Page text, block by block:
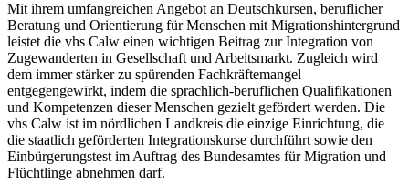
Mit ihrem umfangreichen Angebot an Deutschkursen, beruflicher
Beratung und Orientierung für Menschen mit Migrationshintergrund
leistet die vhs Calw einen wichtigen Beitrag zur Integration von
Zugewanderten in Gesellschaft und Arbeitsmarkt. Zugleich wird
dem immer stärker zu spürenden Fachkräftemangel
entgegengewirkt, indem die sprachlich-beruflichen Qualifikationen
und Kompetenzen dieser Menschen gezielt gefördert werden. Die
vhs Calw ist im nördlichen Landkreis die einzige Einrichtung, die
die staatlich geförderten Integrationskurse durchführt sowie den
Einbürgerungstest im Auftrag des Bundesamtes für Migration und
Flüchtlinge abnehmen darf.